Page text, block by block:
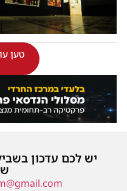
טען
יש לכם עדכון